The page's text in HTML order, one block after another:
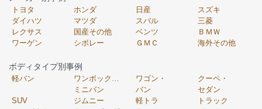
トヨタ ホンダ 日産
スズキ
ダイハツ
マツダ スバル
三菱
レクサス
国産その他 ベンツ
ＢＭＷ
ワーゲン
シボレー ＧＭＣ 海外その他
ボディタイプ別事例
軽バン
ワンボックス・
ミニバン
ワゴン・
バン
クーペ・
セダン
SUV
ジムニー 軽トラ
トラック